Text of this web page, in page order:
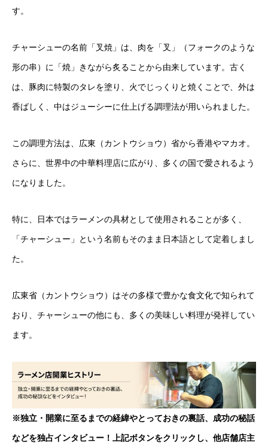
す。
チャーシューの名前「叉焼」は、肉を「叉」（フォークのような
形の串）に「焼」きながら炙ることから由来しています。古く
は、豚肉に特製のタレを塗り、火でじっくりと焼くことで、外は
香ばしく、中はジューシーに仕上げる調理法が用いられました。
この調理方法は、広東（カントウショウ）省から香港やマカオ。
さらに、世界中の中華料理店に広がり、多くの国で愛されるよう
になりました。
特に、日本ではラーメンの具材として使用されることが多く、
「チャーシュー」という名前もそのまま日本語として定着しまし
た。
広東省（カントウショウ）はその多様で豊かな食文化で知られて
おり、チャーシューの他にも、多くの美味しい料理が発祥してい
ます。
※独立・開業に至るまでの経緯やとっておきの裏話、成功の秘話
などを独占インタビュー！上記ボタンをクリックし、他店舗店主